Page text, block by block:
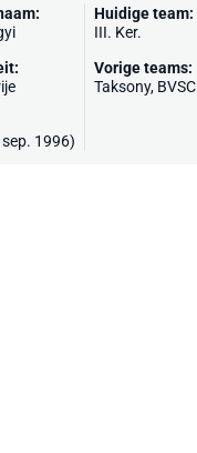
1996)
Huidige team:
III. Ker.
Vorige teams:
Taksony, BVSC